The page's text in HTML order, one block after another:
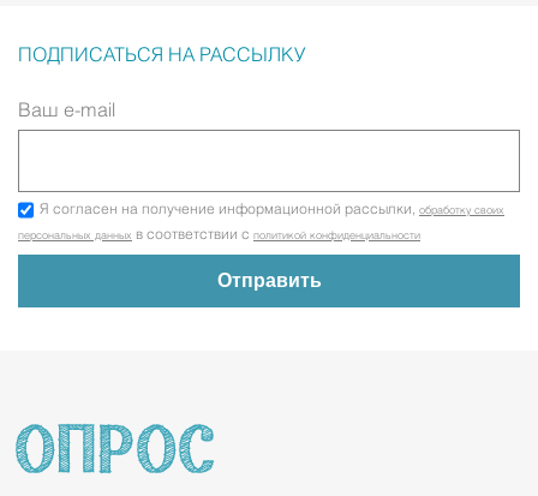
ПОДПИСАТЬСЯ НА РАССЫЛКУ
Ваш e-mail
Я согласен на получение информационной рассылки, обработку своих
персональных данных в соответствии с политикой конфиденциальности